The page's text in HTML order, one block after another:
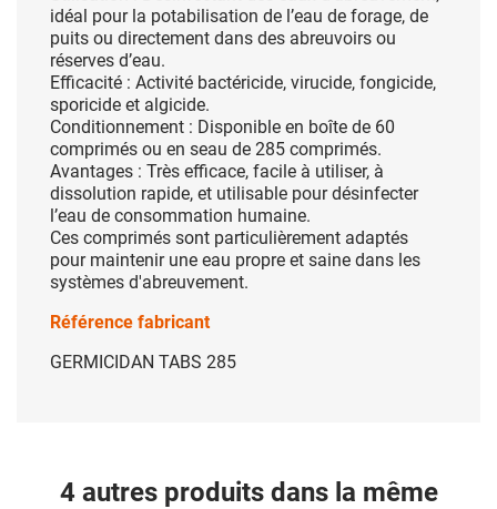
idéal pour la potabilisation de l’eau de forage, de
puits ou directement dans des abreuvoirs ou
réserves d’eau.
Efficacité : Activité bactéricide, virucide, fongicide,
sporicide et algicide.
Conditionnement : Disponible en boîte de 60
comprimés ou en seau de 285 comprimés.
Avantages : Très efficace, facile à utiliser, à
dissolution rapide, et utilisable pour désinfecter
l’eau de consommation humaine.
Ces comprimés sont particulièrement adaptés
pour maintenir une eau propre et saine dans les
systèmes d'abreuvement.
Référence fabricant
GERMICIDAN TABS 285
4 autres produits dans la même